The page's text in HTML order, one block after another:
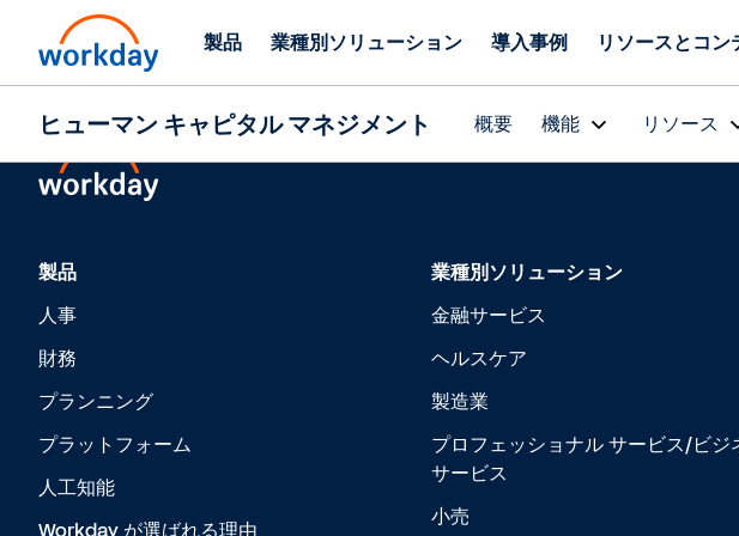
製品 業種別ソリューション 導入事例 リソースとコン
ヒューマン キャピタル マネジメント 概要 機能 リソース
製品
人事
財務
プランニング
プラットフォーム
人工知能
業種別ソリューション
金融サービス
ヘルスケア
製造業
プロフェッショナル サービス/ビジ
サービス
小売